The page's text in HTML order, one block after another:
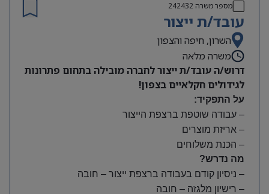
שעות נוספות לפי צורך
תנאים:
סיבוס
קרן השתלמות
מספר משרה 242432
עובד/ת ייצור
השרון, חיפה והצפון
משרה מלאה
דרוש/ה עובד/ת ייצור לחברה מובילה בתחום פתרונות
לגידולים חקלאיים בצפון!
על התפקיד:
– עבודה שוטפת ברצפת הייצור
– אריזת מוצרים
– הכנת משלוחים
מה נדרש?
– ניסיון קודם בעבודה ברצפת ייצור – חובה
– רישיון מלגזה – חובה